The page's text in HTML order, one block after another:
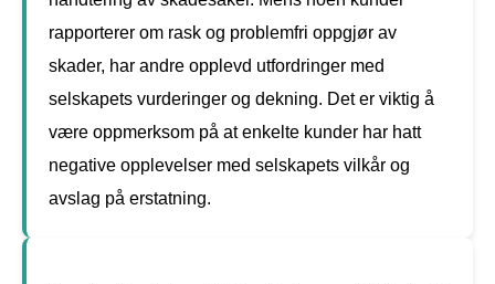
rapporterer om rask og problemfri oppgjør av
skader, har andre opplevd utfordringer med
selskapets vurderinger og dekning. Det er viktig å
være oppmerksom på at enkelte kunder har hatt
negative opplevelser med selskapets vilkår og
avslag på erstatning.